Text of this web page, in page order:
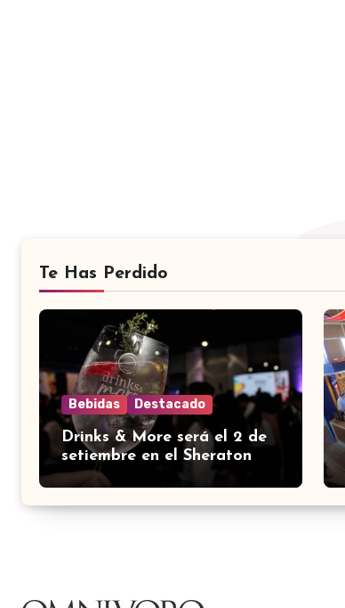
Te Has Perdido
Bebidas Destacado
Drinks & More será el 2 de
setiembre en el Sheraton